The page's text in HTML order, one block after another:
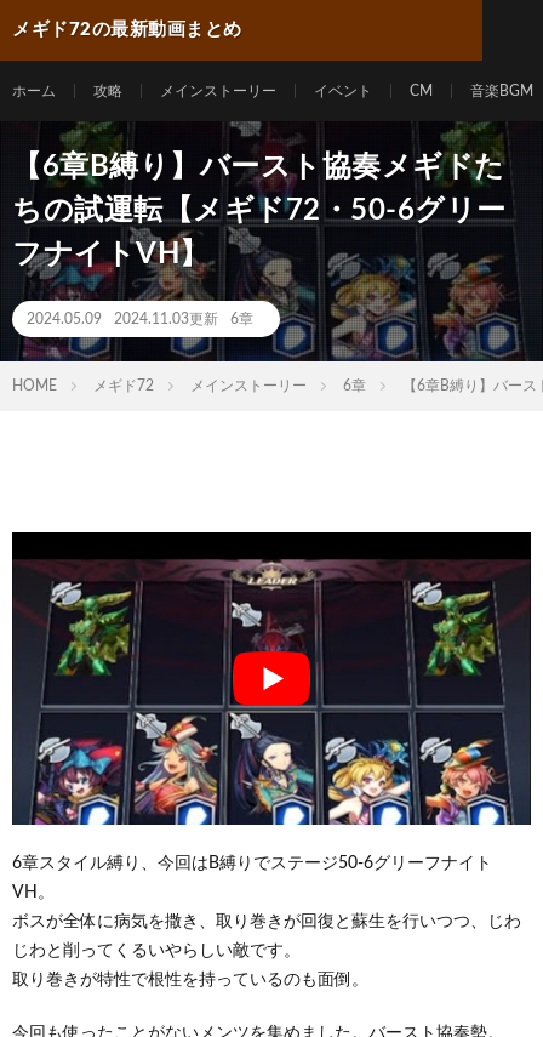
メギド72の最新動画まとめ
ホーム 攻略 メインストーリー イベント CM 音楽BGM
【6章B縛り】バースト協奏メギドた
ちの試運転【メギド72・50-6グリー
フナイトVH】
2024.05.09 2024.11.03更新 6章
HOME メギド72 メインストーリー 6章 【6章B縛り】バー
6章スタイル縛り、今回はB縛りでステージ50-6グリーフナイト
VH。
ボスが全体に病気を撒き、取り巻きが回復と蘇生を行いつつ、じわ
じわと削ってくるいやらしい敵です。
取り巻きが特性で根性を持っているのも面倒。
今回も使ったことがないメンツを集めました。バースト協奏勢。